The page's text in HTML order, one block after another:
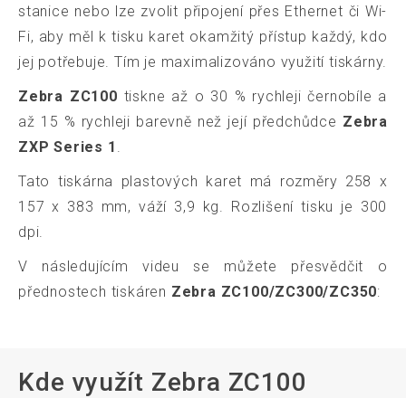
stanice nebo lze zvolit připojení přes Ethernet či Wi-
Fi, aby měl k tisku karet okamžitý přístup každý, kdo
jej potřebuje. Tím je maximalizováno využití tiskárny.
Zebra ZC100 tiskne až o 30 % rychleji černobíle a
až 15 % rychleji barevně než její předchůdce Zebra
ZXP Series 1
Tato tiskárna plastových karet má rozměry 258 x
157 x 383 mm, váží 3,9 kg. Rozlišení tisku je 300
dpi.
V následujícím videu se můžete přesvědčit o
přednostech tiskáren Zebra ZC100/ZC300/ZC350:
Kde využít Zebra ZC100